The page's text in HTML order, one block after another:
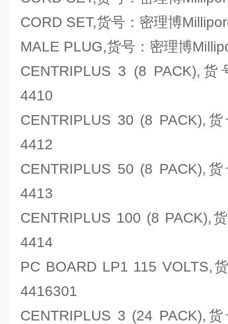
CORD SET,货号：密理博
MALE PLUG,货号：密理博
CENTRIPLUS 3 (8 PACK),
4410
CENTRIPLUS 30 (8 PACK),
4412
CENTRIPLUS 50 (8 PACK),
4413
CENTRIPLUS 100 (8 PACK),
4414
PC BOARD LP1 115 VOLTS,
4416301
CENTRIPLUS 3 (24 PACK),